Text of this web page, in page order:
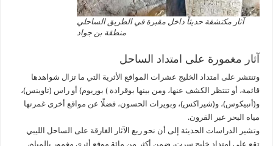
آثار مكتشفة حديثاً داخل مقبرة في الطريق الساحلي
منطقة بن جواد
آثار مغمورة على امتداد الساحل
وتنتشر على امتداد الخليج عشرات المواقع الأثرية التي ما تزال شواهدها
قائمة، أو تنتظر الكشف عنها، ومن بينها بوقرادة ) بوريوم) أو راس (تاوينس)،
و(أنبيكوس)، و(شيراكس)، وبويرات الحسون، فضلًا عن مواقع أخرى غمرتها
مياه البحر عبر القرون.
وتشير الدراسات الحديثة إلى أن نحو ربع الآثار الغارقة على الساحل الليبي
تقع على امتداد خليج سرت، ضمن أكثر من مائة موقع أثري مغمور بالمياه،